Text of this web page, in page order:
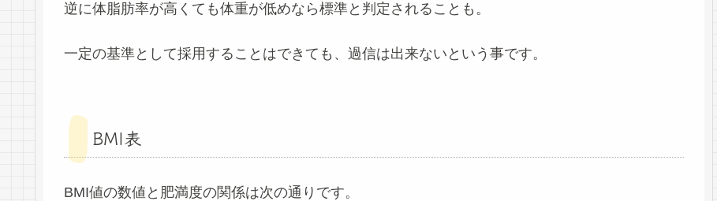
逆に体脂肪率が高くても体重が低めなら標準と判定されることも。
一定の基準として採用することはできても、過信は出来ないという事です。
BMI表
BMI値の数値と肥満度の関係は次の通りです。